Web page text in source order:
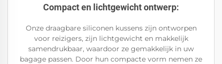
Compact en lichtgewicht ontwerp:
Onze draagbare siliconen kussens zijn ontworpen
voor reizigers, zijn lichtgewicht en makkelijk
samendrukbaar, waardoor ze gemakkelijk in uw
bagage passen. Door hun compacte vorm nemen ze